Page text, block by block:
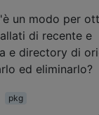
un modo per
di recente e
e directory di
ed eliminarlo?
pkg